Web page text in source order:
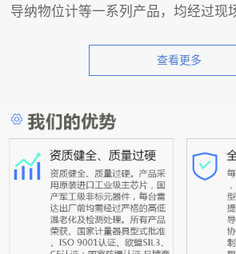
导纳物位计等一系列产品，均经过现
查看更多